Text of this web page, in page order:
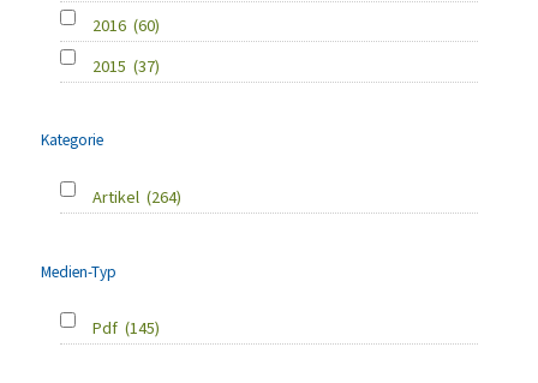
2016 (60)
2015 (37)
Kategorie
Artikel (264)
Medien-Typ
Pdf (145)